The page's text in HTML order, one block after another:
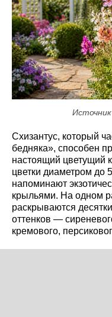
Схизантус, который
бедняка», способен
настоящий цветущий
цветки диаметром до
напоминают
крыльями. На одном
раскрываются
оттенков —
кремового,